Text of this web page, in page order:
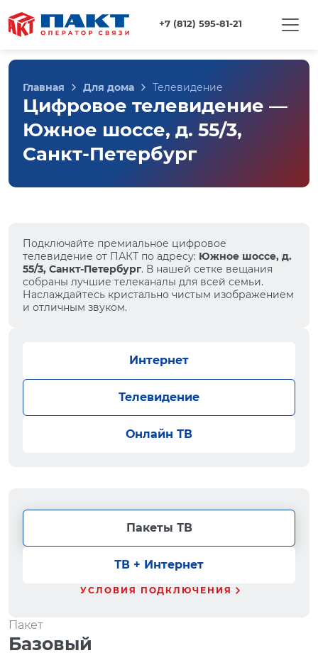
+7 (812) 595-81-21
Главная Для дома Телевидение
Цифровое телевидение —
Южное шоссе, д. 55/3,
Санкт-Петербург
Подключайте премиальное цифровое
телевидение от ПАКТ по адресу: Южное шоссе, д.
55/3, Санкт-Петербург. В нашей сетке вещания
собраны лучшие телеканалы для всей семьи.
Наслаждайтесь кристально чистым изображением
и отличным звуком.
Интернет
Телевидение
Онлайн ТВ
Пакеты ТВ
ТВ + Интернет
УСЛОВИЯ ПОДКЛЮЧЕНИЯ
Пакет
Базовый